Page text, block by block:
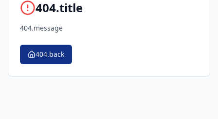
404.title
404.message
404.back